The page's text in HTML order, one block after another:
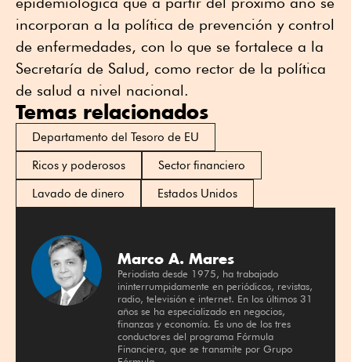
incorporan a la política de prevención y control
de enfermedades, con lo que se fortalece a la
Secretaría de Salud, como rector de la política
de salud a nivel nacional.
Temas relacionados
Departamento del Tesoro de EU
Ricos y poderosos
Sector financiero
Lavado de dinero
Estados Unidos
Marco A. Mares
Periodista desde 1975, ha trabajado
ininterrumpidamente en periódicos, revistas,
radio, televisión e internet. En los últimos 31
años se ha especializado en negocios,
finanzas y economía. Es uno de los tres
conductores del programa Fórmula
Financiera, que se transmite por Grupo